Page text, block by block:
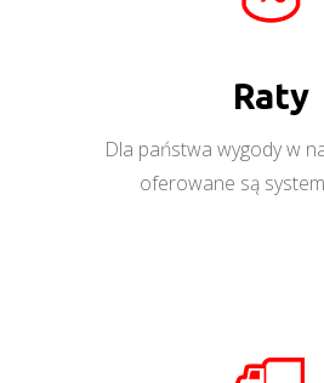
Raty
Dla państwa wygody w
oferowane są